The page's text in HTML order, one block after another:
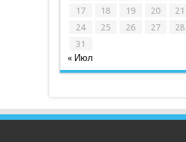
17
18 19 20 21
24
25 26 27 28
31
« Июл